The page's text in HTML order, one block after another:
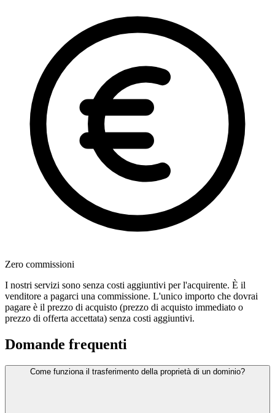
Zero commissioni
I nostri servizi sono senza costi aggiuntivi per l'acquirente. È il
venditore a pagarci una commissione. L'unico importo che dovrai
pagare è il prezzo di acquisto (prezzo di acquisto immediato o
prezzo di offerta accettata) senza costi aggiuntivi.
Domande frequenti
Come funziona il trasferimento della proprietà di un dominio?